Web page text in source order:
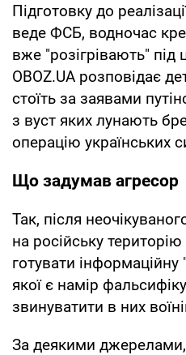
Підготовку до
веде ФСБ, водночас
вже "розігрівають" під
OBOZ.UA розповідає
стоїть за заявами
з вуст яких лунають
операцію українських
Що задумав агресор
Так, після
на російську
готувати
якої є намір
звинуватити в них
За деякими джерелами,